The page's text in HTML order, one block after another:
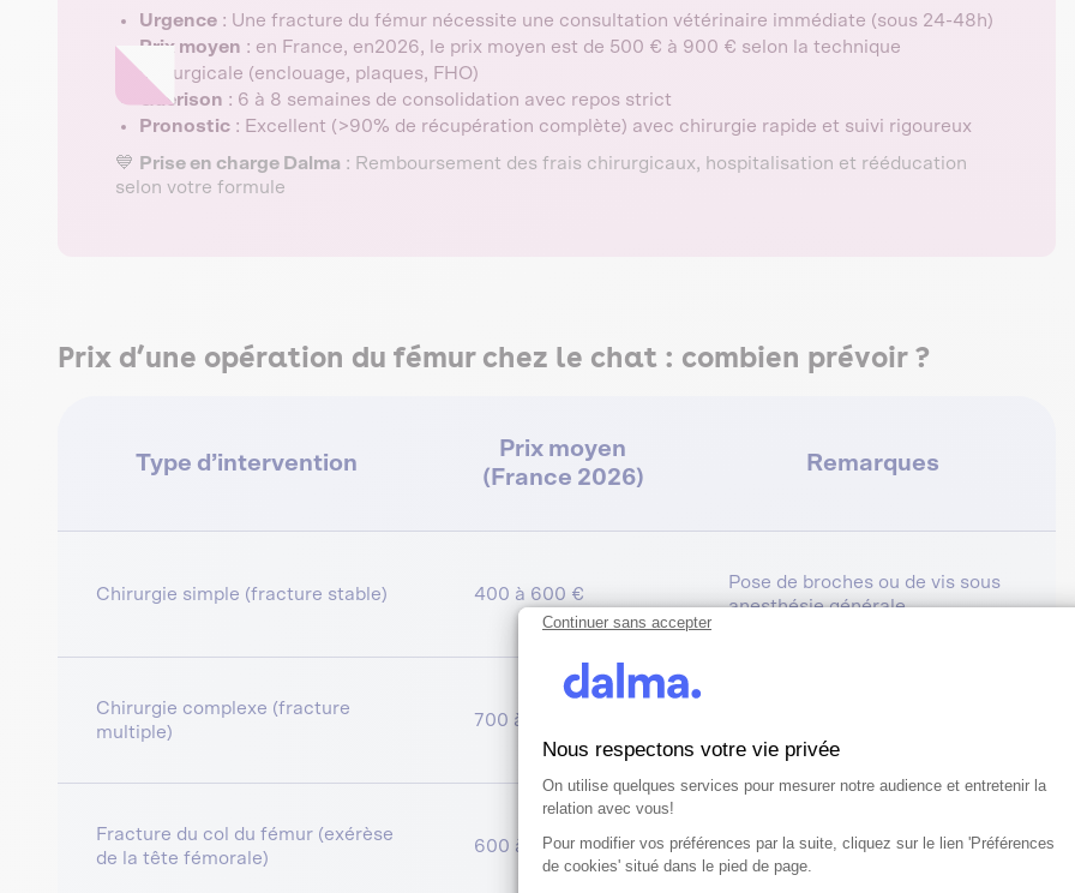
Urgence : Une fracture du fémur nécessite une consultation vétérinaire immédiate (sous 24-48h)
Prix moyen : en France, en2026, le prix moyen est de 500 € à 900 € selon la technique
chirurgicale (enclouage, plaques, FHO)
Guérison : 6 à 8 semaines de consolidation avec repos strict
Pronostic : Excellent (>90% de récupération complète) avec chirurgie rapide et suivi rigoureux
💙 Prise en charge Dalma : Remboursement des frais chirurgicaux, hospitalisation et rééducation
selon votre formule
Prix d’une opération du fémur chez le chat : combien prévoir ?
Type d’intervention
Prix moyen
(France 2026)
Remarques
Chirurgie simple (fracture stable) 400 à 600 €
Pose de broches ou de vis sous
anesthésie générale
Chirurgie complexe (fracture
multiple)
700 à 1 000 €
Fracture du col du fémur (exérèse
de la tête fémorale)
600 à 900 €
Intervention fréquente après
luxation ou arthrose
Continuer sans accepter
Nous respectons votre vie privée
Plateforme de Gestion du
On utilise quelques services pour mesurer notre audience et entretenir la
relation avec vous!
Pour modifier vos préférences par la suite, cliquez sur le lien 'Préférences
de cookies' situé dans le pied de page.